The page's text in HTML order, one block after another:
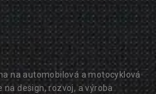
na automobilová a motocyklová
na design, rozvoj, a výroba